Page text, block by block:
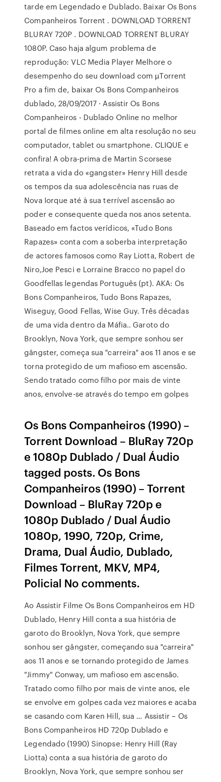
tarde em Legendado e Dublado. Baixar Os Bons
Companheiros Torrent . DOWNLOAD TORRENT
BLURAY 720P . DOWNLOAD TORRENT BLURAY
1080P. Caso haja algum problema de
reprodução: VLC Media Player Melhore o
desempenho do seu download com µTorrent
Pro a fim de, baixar Os Bons Companheiros
dublado, 28/09/2017 · Assistir Os Bons
Companheiros - Dublado Online no melhor
portal de filmes online em alta resolução no seu
computador, tablet ou smartphone. CLIQUE e
confira! A obra-prima de Martin Scorsese
retrata a vida do «gangster» Henry Hill desde
os tempos da sua adolescência nas ruas de
Nova Iorque até à sua terrível ascensão ao
poder e consequente queda nos anos setenta.
Baseado em factos verídicos, «Tudo Bons
Rapazes» conta com a soberba interpretação
de actores famosos como Ray Liotta, Robert de
Niro,Joe Pesci e Lorraine Bracco no papel do
Goodfellas legendas Português (pt). AKA: Os
Bons Companheiros, Tudo Bons Rapazes,
Wiseguy, Good Fellas, Wise Guy. Três décadas
de uma vida dentro da Máfia.. Garoto do
Brooklyn, Nova York, que sempre sonhou ser
gângster, começa sua "carreira" aos 11 anos e se
torna protegido de um mafioso em ascensão.
Sendo tratado como filho por mais de vinte
anos, envolve-se através do tempo em golpes
Os Bons Companheiros (1990) –
Torrent Download – BluRay 720p
e 1080p Dublado / Dual Áudio
tagged posts. Os Bons
Companheiros (1990) – Torrent
Download – BluRay 720p e
1080p Dublado / Dual Áudio
1080p, 1990, 720p, Crime,
Drama, Dual Áudio, Dublado,
Filmes Torrent, MKV, MP4,
Policial No comments.
Ao Assistir Filme Os Bons Companheiros em HD
Dublado, Henry Hill conta a sua história de
garoto do Brooklyn, Nova York, que sempre
sonhou ser gângster, começando sua "carreira"
aos 11 anos e se tornando protegido de James
"Jimmy" Conway, um mafioso em ascensão.
Tratado como filho por mais de vinte anos, ele
se envolve em golpes cada vez maiores e acaba
se casando com Karen Hill, sua … Assistir – Os
Bons Companheiros HD 720p Dublado e
Legendado (1990) Sinopse: Henry Hill (Ray
Liotta) conta a sua história de garoto do
Brooklyn, Nova York, que sempre sonhou ser